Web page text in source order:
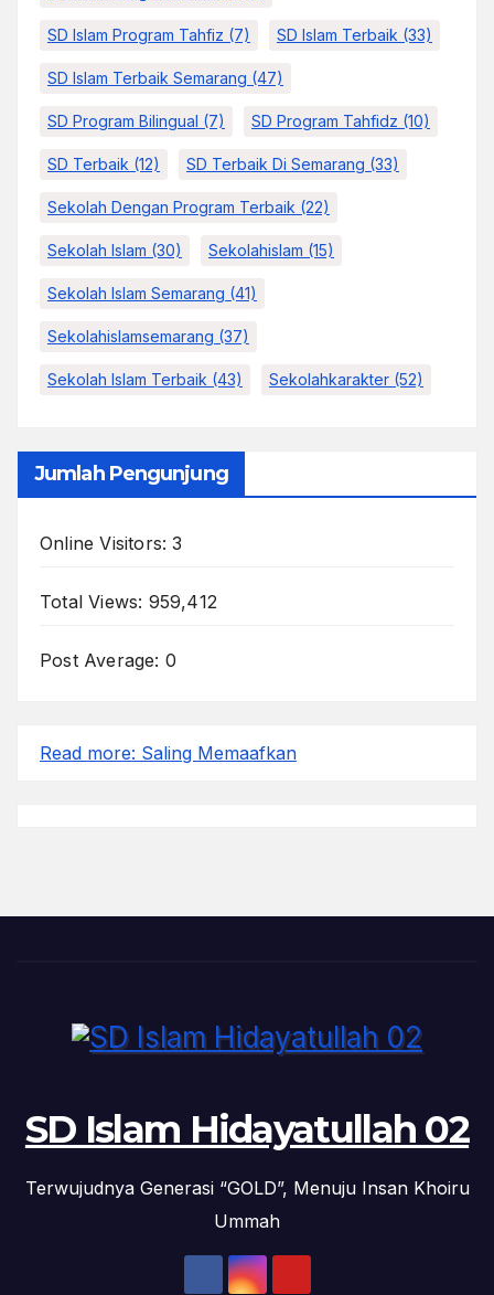
SD Islam Program Tahfiz (7) SD Islam Terbaik (33)
SD Islam Terbaik Semarang (47)
SD Program Bilingual (7) SD Program Tahfidz (10)
SD Terbaik (12) SD Terbaik Di Semarang (33)
Sekolah Dengan Program Terbaik (22)
Sekolah Islam (30) Sekolahislam (15)
Sekolah Islam Semarang (41)
Sekolahislamsemarang (37)
Sekolah Islam Terbaik (43) Sekolahkarakter (52)
Jumlah Pengunjung
Online Visitors:3
Total Views: 959,412
Post Average: 0
Read more: Saling Memaafkan
SD Islam Hidayatullah 02
Terwujudnya Generasi “GOLD”, Menuju Insan Khoiru
Ummah